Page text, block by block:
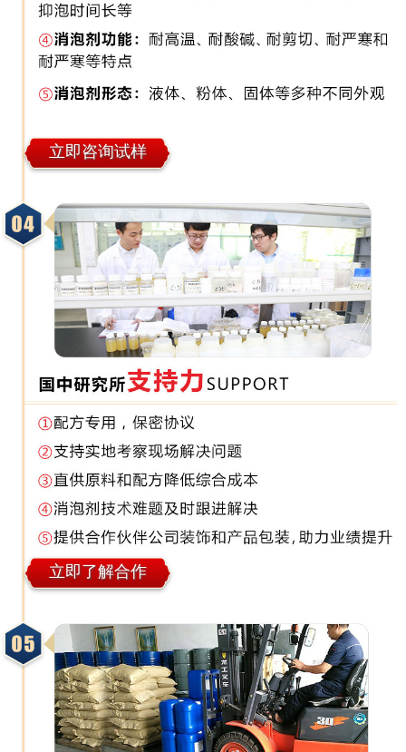
立即咨询试样
立即了解合作